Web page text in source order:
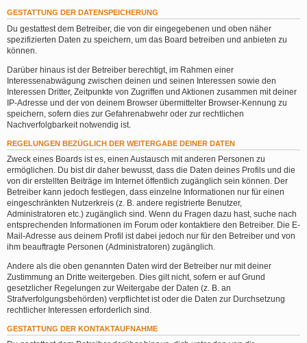
GESTATTUNG DER DATENSPEICHERUNG
Du gestattest dem Betreiber, die von dir eingegebenen und oben näher
spezifizierten Daten zu speichern, um das Board betreiben und anbieten zu
können.
Darüber hinaus ist der Betreiber berechtigt, im Rahmen einer
Interessenabwägung zwischen deinen und seinen Interessen sowie den
Interessen Dritter, Zeitpunkte von Zugriffen und Aktionen zusammen mit deiner
IP-Adresse und der von deinem Browser übermittelter Browser-Kennung zu
speichern, sofern dies zur Gefahrenabwehr oder zur rechtlichen
Nachverfolgbarkeit notwendig ist.
REGELUNGEN BEZÜGLICH DER WEITERGABE DEINER DATEN
Zweck eines Boards ist es, einen Austausch mit anderen Personen zu
ermöglichen. Du bist dir daher bewusst, dass die Daten deines Profils und die
von dir erstellten Beiträge im Internet öffentlich zugänglich sein können. Der
Betreiber kann jedoch festlegen, dass einzelne Informationen nur für einen
eingeschränkten Nutzerkreis (z. B. andere registrierte Benutzer,
Administratoren etc.) zugänglich sind. Wenn du Fragen dazu hast, suche nach
entsprechenden Informationen im Forum oder kontaktiere den Betreiber. Die E-
Mail-Adresse aus deinem Profil ist dabei jedoch nur für den Betreiber und von
ihm beauftragte Personen (Administratoren) zugänglich.
Andere als die oben genannten Daten wird der Betreiber nur mit deiner
Zustimmung an Dritte weitergeben. Dies gilt nicht, sofern er auf Grund
gesetzlicher Regelungen zur Weitergabe der Daten (z. B. an
Strafverfolgungsbehörden) verpflichtet ist oder die Daten zur Durchsetzung
rechtlicher Interessen erforderlich sind.
GESTATTUNG DER KONTAKTAUFNAHME